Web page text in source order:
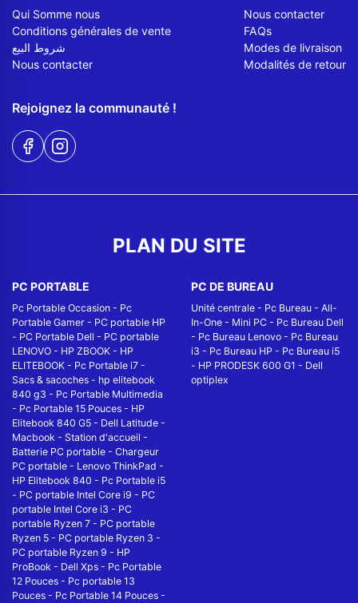
Qui Somme nous
Conditions générales de vente
شروط البيع
Nous contacter
Nous contacter
FAQs
Modes de livraison
Modalités de retour
Rejoignez la communauté !
PLAN DU SITE
PC PORTABLE
Pc Portable Occasion - Pc
Portable Gamer - PC portable HP
- PC Portable Dell - PC portable
LENOVO - HP ZBOOK - HP
ELITEBOOK - Pc Portable i7 -
Sacs & sacoches - hp elitebook
840 g3 - Pc Portable Multimedia
- Pc Portable 15 Pouces - HP
Elitebook 840 G5 - Dell Latitude -
Macbook - Station d'accueil -
Batterie PC portable - Chargeur
PC portable - Lenovo ThinkPad -
HP Elitebook 840 - Pc Portable i5
- PC portable Intel Core i9 - PC
portable Intel Core i3 - PC
portable Ryzen 7 - PC portable
Ryzen 5 - PC portable Ryzen 3 -
PC portable Ryzen 9 - HP
ProBook - Dell Xps - Pc Portable
12 Pouces - Pc portable 13
Pouces - Pc Portable 14 Pouces -
PC DE BUREAU
Unité centrale - Pc Bureau - All-
In-One - Mini PC - Pc Bureau Dell
- Pc Bureau Lenovo - Pc Bureau
i3 - Pc Bureau HP - Pc Bureau i5
- HP PRODESK 600 G1 - Dell
optiplex